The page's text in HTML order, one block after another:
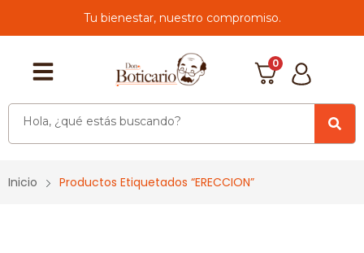
Tu bienestar, nuestro compromiso.
0
Inicio Productos Etiquetados “ERECCION”